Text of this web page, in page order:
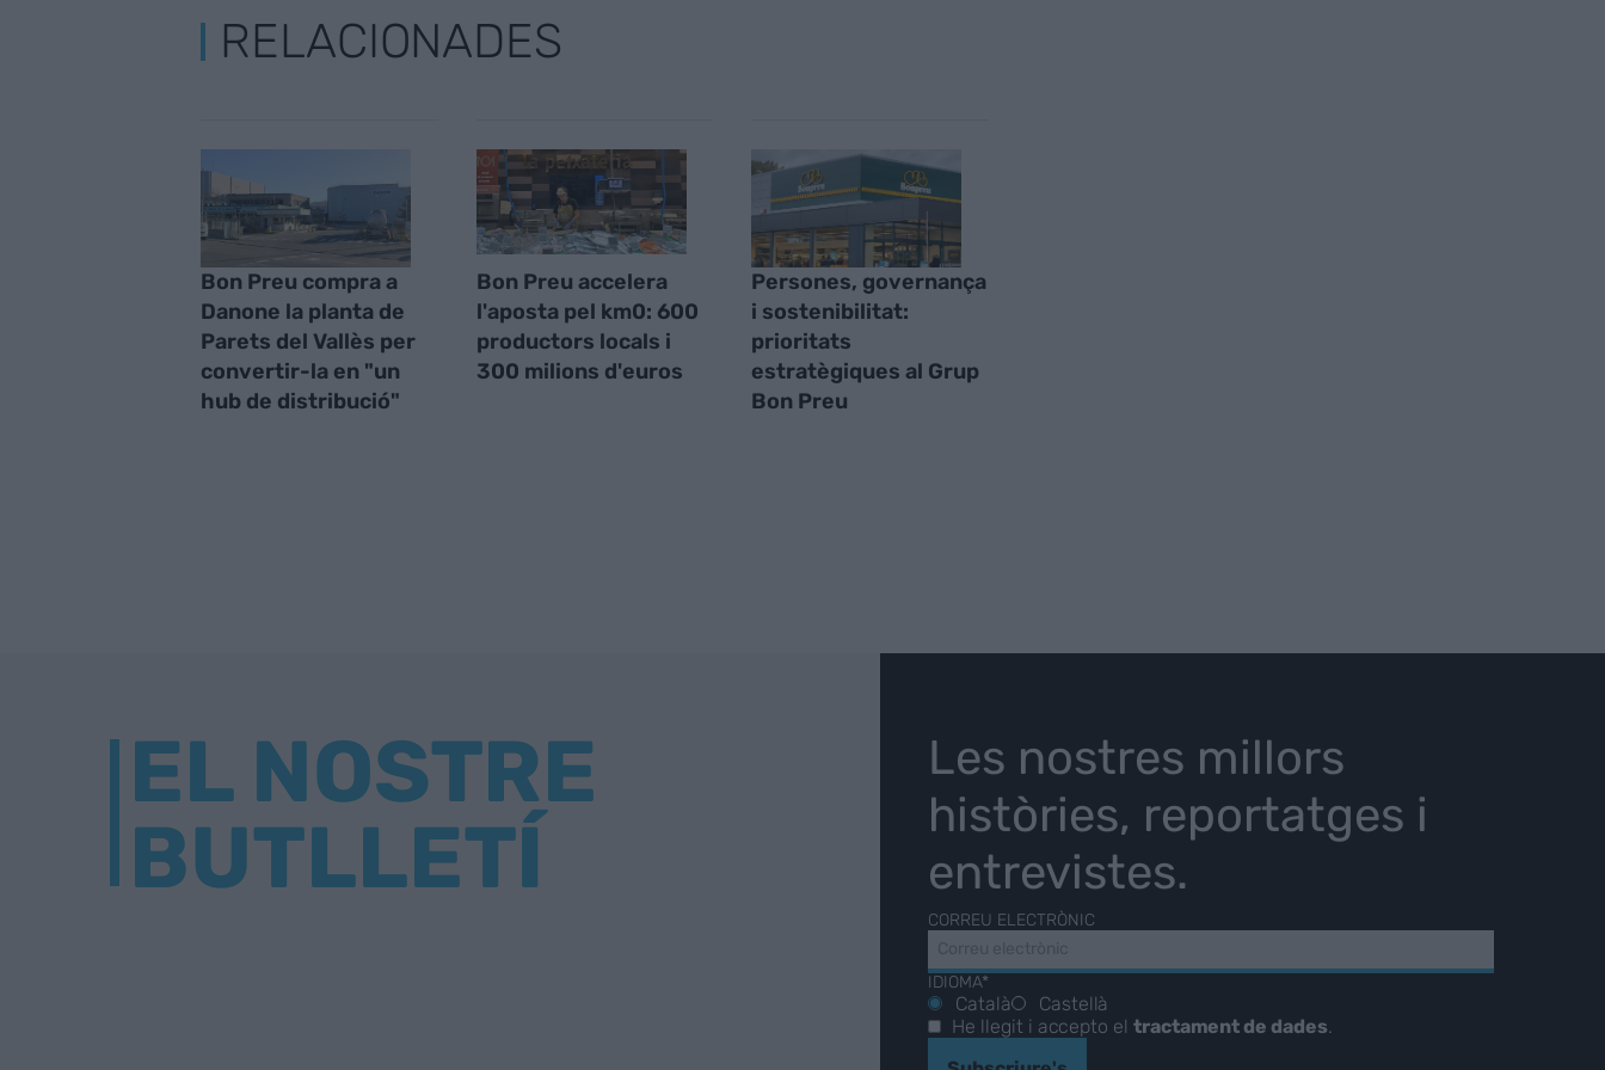
RELACIONADES
Bon Preu compra a
Danone la planta de
Parets del Vallès per
convertir-la en "un
hub de distribució"
Bon Preu accelera
l'aposta pel km0: 600
productors locals i
300 milions d'euros
Persones, governança
i sostenibilitat:
prioritats
estratègiques al Grup
Bon Preu
EL NOSTRE
BUTLLETÍ
Les nostres millors
històries, reportatges i
entrevistes.
CORREU ELECTRÒNIC
IDIOMA*
Català
Castellà
He llegit i accepto el tractament de dades.